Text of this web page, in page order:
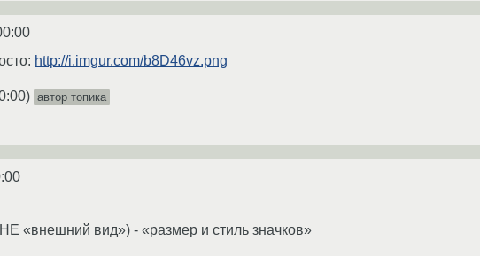
http://i.imgur.com/b8D46vz.png
) автор топика
«внешний вид») - «размер и стиль значков»